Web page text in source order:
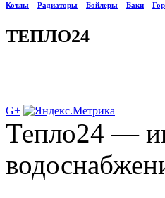
Котлы Радиаторы Бойлеры Баки
ТЕПЛО24
G+
Тепло24 —